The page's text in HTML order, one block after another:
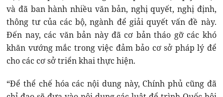
và đã ban hành nhiều văn bản, nghị quyết, nghị định,
thông tư của các bộ, ngành để giải quyết vấn đề này.
Đến nay, các văn bản này đã cơ bản tháo gỡ các khó
khăn vướng mắc trong việc đảm bảo cơ sở pháp lý để
cho các cơ sở triển khai thực hiện.
“Để thể chế hóa các nội dung này, Chính phủ cũng đã